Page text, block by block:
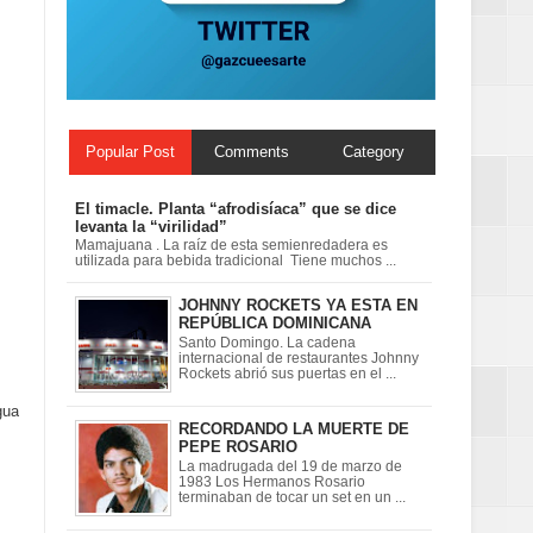
Popular Post Comments Category
El timacle. Planta “afrodisíaca” que se dice
levanta la “virilidad”
Mamajuana . La raíz de esta semienredadera es
utilizada para bebida tradicional Tiene muchos ...
JOHNNY ROCKETS YA ESTA EN
REPÚBLICA DOMINICANA
Santo Domingo. La cadena
internacional de restaurantes Johnny
Rockets abrió sus puertas en el ...
RECORDANDO LA MUERTE DE
PEPE ROSARIO
La madrugada del 19 de marzo de
1983 Los Hermanos Rosario
terminaban de tocar un set en un ...